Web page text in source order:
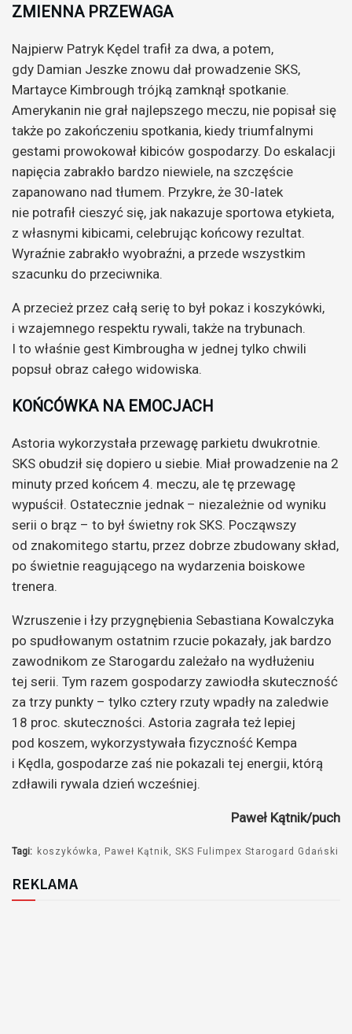
ZMIENNA PRZEWAGA
Najpierw Patryk Kędel trafił za dwa, a potem,
gdy Damian Jeszke znowu dał prowadzenie SKS,
Martayce Kimbrough trójką zamknął spotkanie.
Amerykanin nie grał najlepszego meczu, nie popisał się
także po zakończeniu spotkania, kiedy triumfalnymi
gestami prowokował kibiców gospodarzy. Do eskalacji
napięcia zabrakło bardzo niewiele, na szczęście
zapanowano nad tłumem. Przykre, że 30-latek
nie potrafił cieszyć się, jak nakazuje sportowa etykieta,
z własnymi kibicami, celebrując końcowy rezultat.
Wyraźnie zabrakło wyobraźni, a przede wszystkim
szacunku do przeciwnika.
A przecież przez całą serię to był pokaz i koszykówki,
i wzajemnego respektu rywali, także na trybunach.
I to właśnie gest Kimbrougha w jednej tylko chwili
popsuł obraz całego widowiska.
KOŃCÓWKA NA EMOCJACH
Astoria wykorzystała przewagę parkietu dwukrotnie.
SKS obudził się dopiero u siebie. Miał prowadzenie na 2
minuty przed końcem 4. meczu, ale tę przewagę
wypuścił. Ostatecznie jednak – niezależnie od wyniku
serii o brąz – to był świetny rok SKS. Począwszy
od znakomitego startu, przez dobrze zbudowany skład,
po świetnie reagującego na wydarzenia boiskowe
trenera.
Wzruszenie i łzy przygnębienia Sebastiana Kowalczyka
po spudłowanym ostatnim rzucie pokazały, jak bardzo
zawodnikom ze Starogardu zależało na wydłużeniu
tej serii. Tym razem gospodarzy zawiodła skuteczność
za trzy punkty – tylko cztery rzuty wpadły na zaledwie
18 proc. skuteczności. Astoria zagrała też lepiej
pod koszem, wykorzystywała fizyczność Kempa
i Kędla, gospodarze zaś nie pokazali tej energii, którą
zdławili rywala dzień wcześniej.
Paweł Kątnik/puch
Tagi: koszykówka Paweł Kątnik SKS Fulimpex Starogard Gdański
REKLAMA